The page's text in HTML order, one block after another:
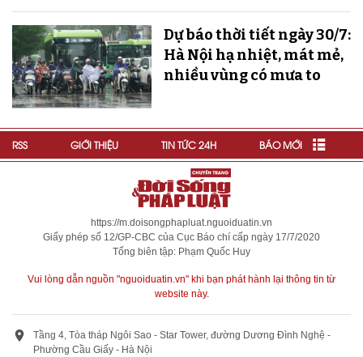
Dự báo thời tiết ngày 30/7:
Hà Nội hạ nhiệt, mát mẻ,
nhiều vùng có mưa to
RSS GIỚI THIỆU TIN TỨC 24H BÁO MỚI
https://m.doisongphapluat.nguoiduatin.vn
Giấy phép số 12/GP-CBC của Cục Báo chí cấp ngày 17/7/2020
Tổng biên tập: Phạm Quốc Huy
Vui lòng dẫn nguồn "nguoiduatin.vn" khi bạn phát hành lại thông tin từ
website này.
Tầng 4, Tòa tháp Ngôi Sao - Star Tower, đường Dương Đình Nghệ -
Phường Cầu Giấy - Hà Nội